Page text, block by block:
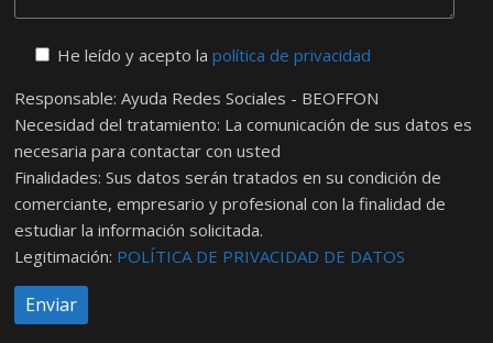
He leído y acepto lapolítica de privacidad
Responsable: Ayuda Redes Sociales - BEOFFON
Necesidad del tratamiento: La comunicación de sus datos es
necesaria para contactar con usted
Finalidades: Sus datos serán tratados en su condición de
comerciante, empresario y profesional con la finalidad de
estudiar la información solicitada.
Legitimación: POLÍTICA DE PRIVACIDAD DE DATOS